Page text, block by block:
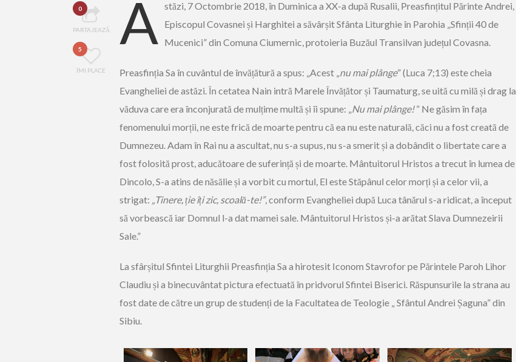
0
PARTAJEAZĂ
5
ÎMI PLACE
A
stăzi, 7 Octombrie 2018, în Duminica a XX-a după Rusalii, Preasfințitul Părinte Andrei,
Episcopul Covasnei și Harghitei a săvârșit Sfânta Liturghie în Parohia „Sfinții 40 de
Mucenici” din Comuna Ciumernic, protoieria Buzăul Transilvan județul Covasna.
Preasfinția Sa în cuvântul de învățătură a spus: „Acest „ nu mai plânge” (Luca 7;13) este cheia
Evangheliei de astăzi. În cetatea Nain intră Marele Învățător și Taumaturg, se uită cu milă și drag la
văduva care era înconjurată de mulțime multă și îi spune: „
Nu mai plânge!” Ne găsim în fața
fenomenului morții, ne este frică de moarte pentru că ea nu este naturală, căci nu a fost creată de
Dumnezeu. Adam în Rai nu a ascultat, nu s-a supus, nu s-a smerit și a dobândit o libertate care a
fost folosită prost, aducătoare de suferință și de moarte. Mântuitorul Hristos a trecut în lumea de
Dincolo, S-a atins de năsălie și a vorbit cu mortul, El este Stăpânul celor morți și a celor vii, a
strigat:
„Tinere, ție îți zic, scoală-te!”, conform Evangheliei după Luca tânărul s-a ridicat, a început
să vorbească iar Domnul l-a dat mamei sale. Mântuitorul Hristos și-a arătat Slava Dumnezeirii
Sale.”
La sfârșitul Sfintei Liturghii Preasfinția Sa a hirotesit Iconom Stavrofor pe Părintele Paroh Lihor
Claudiu și a binecuvântat pictura efectuată în pridvorul Sfintei Biserici. Răspunsurile la strana au
fost date de către un grup de studenți de la Facultatea de Teologie „ Sfântul Andrei Șaguna” din
Sibiu.